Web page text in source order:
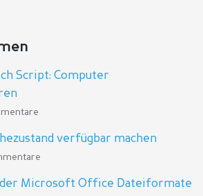
Script: Computer
verfügbar machen
der Microsoft Office Dateiformate